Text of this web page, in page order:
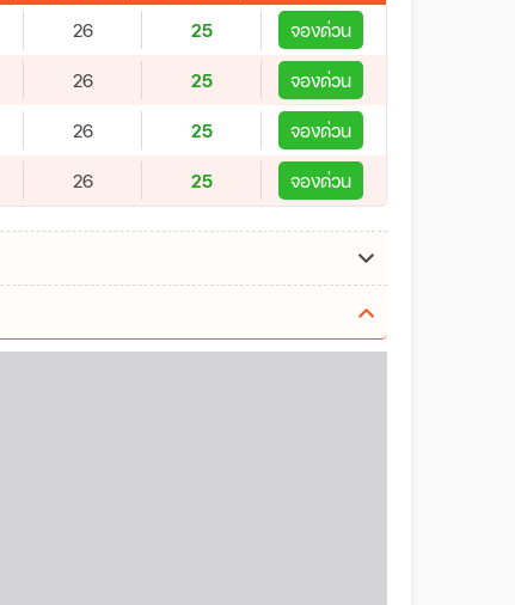
26 25
จองด่วน
26 25
จองด่วน
26 25
จองด่วน
26 25 จองด่วน